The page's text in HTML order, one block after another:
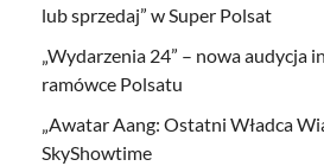
lub sprzedaj” w Super Polsat
„Wydarzenia 24” – nowa audycja
ramówce Polsatu
„Awatar Aang: Ostatni Władca
SkyShowtime